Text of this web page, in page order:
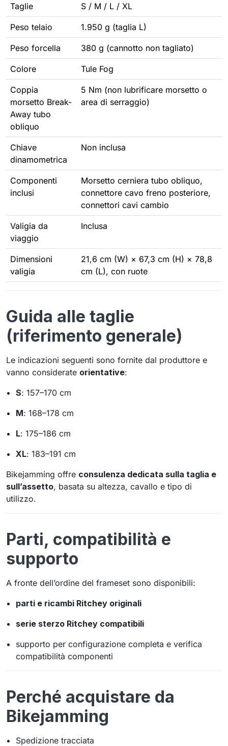
Taglie S / M / L / XL
Peso telaio 1.950 g (taglia L)
Peso forcella 380 g (cannotto non tagliato)
Colore Tule Fog
Coppia
morsetto Break-
Away tubo
obliquo
5 Nm (non lubrificare morsetto o
area di serraggio)
Chiave
dinamometrica
Non inclusa
Componenti
inclusi
Morsetto cerniera tubo obliquo,
connettore cavo freno posteriore,
connettori cavi cambio
Valigia da
viaggio
Inclusa
Dimensioni
valigia
21,6 cm (W) × 67,3 cm (H) × 78,8
cm (L), con ruote
Guida alle taglie
(riferimento generale)
Le indicazioni seguenti sono fornite dal produttore e
vanno considerate orientative:
S: 157–170 cm
M: 168–178 cm
L: 175–186 cm
XL: 183–191 cm
Bikejamming offre consulenza dedicata sulla taglia e
sull’assetto, basata su altezza, cavallo e tipo di
utilizzo.
Parti, compatibilità e
supporto
A fronte dell’ordine del frameset sono disponibili:
parti e ricambi Ritchey originali
serie sterzo Ritchey compatibili
supporto per configurazione completa e verifica
compatibilità componenti
Perché acquistare da
Bikejamming
Spedizione tracciata